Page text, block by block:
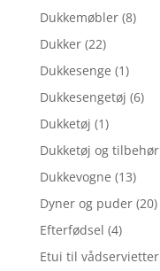
Dukkemøbler (8)
Dukker (22)
Dukkesenge (1)
Dukkesengetøj (6)
Dukketøj (1)
Dukketøj og tilbehør
Dukkevogne (13)
Dyner og puder (20)
Efterfødsel (4)
Etui til vådservietter